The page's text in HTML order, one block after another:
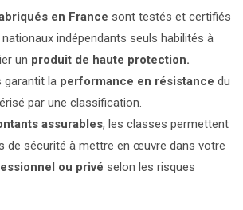
en France sont testés et certifiés
indépendants seuls habilités à
un produit de haute protection.
garantit la performance en résistance du
par une classification.
assurables, les classes permettent
de sécurité à mettre en œuvre dans votre
ou privé selon les risques